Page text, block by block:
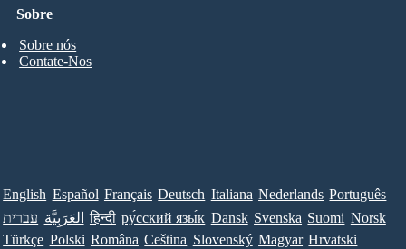
Sobre
Sobre nós
Contate-Nos
English Español Français Deutsch Italiana Nederlands Português
עברית العَرَبِيَّة हिन्दी ру́сский язы́к Dansk Svenska Suomi Norsk
Türkçe Polski Româna Ceština Slovenský Magyar Hrvatski